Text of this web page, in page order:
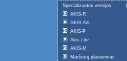
Specializuotos versijos
AKIS-R
AKIS-AVL
AKIS-P
Akis Lite
AKIS-M
Maršrutų planavimas